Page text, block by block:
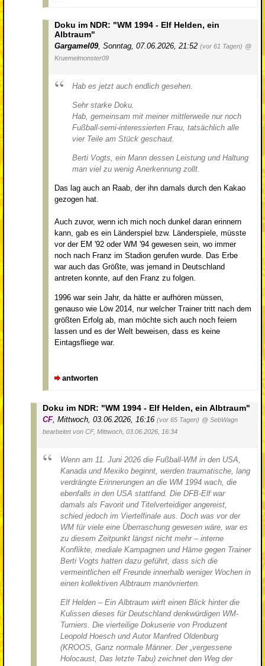
Doku im NDR: "WM 1994 - Elf Helden, ein
Albtraum"
Gargamel09, Sonntag, 07.06.2026, 21:52 (vor 61 Tagen) @
Kruemelmonster09
Hab es jetzt auch endlich gesehen.
Sehr starke Doku.
Hab, gemeinsam mit meiner mittlerweile nur noch
Fußball-semi-interessierten Frau, tatsächlich alle
vier Teile am Stück geschaut.
Berti Vogts, ein Mann dessen Leistung und Haltung
man viel zu wenig Anerkennung zollt.
Das lag auch an Raab, der ihn damals durch den Kakao
gezogen hat.
Auch zuvor, wenn ich mich noch dunkel daran erinnern
kann, gab es ein Länderspiel bzw. Länderspiele, müsste
vor der EM '92 oder WM '94 gewesen sein, wo immer
noch nach Franz im Stadion gerufen wurde. Das Erbe
war auch das Größte, was jemand in Deutschland
antreten konnte, auf den Franz zu folgen.
1996 war sein Jahr, da hätte er aufhören müssen,
genauso wie Löw 2014, nur welcher Trainer tritt nach dem
größten Erfolg ab, man möchte sich auch noch feiern
lassen und es der Welt beweisen, dass es keine
Eintagsfliege war.
antworten
Doku im NDR: "WM 1994 - Elf Helden, ein Albtraum"
CF, Mittwoch, 03.06.2026, 16:16 (vor 65 Tagen) @ SebWagn
bearbeitet von CF, Mittwoch, 03.06.2026, 16:34
Wenn am 11. Juni 2026 die Fußball-WM in den USA,
Kanada und Mexiko beginnt, werden traumatische, lang
verdrängte Erinnerungen an die WM 1994 wach, die
ebenfalls in den USA stattfand. Die DFB-Elf war
damals als Favorit und Titelverteidiger angereist,
schied jedoch im Viertelfinale aus. Doch was vor der
WM für viele eine Überraschung gewesen wäre, war es
zu diesem Zeitpunkt längst nicht mehr – interne
Konflikte, mediale Kampagnen und Häme gegen Trainer
Berti Vogts hatten dazu geführt, dass sich die
vermeintlichen elf Freunde innerhalb weniger Wochen in
einen kollektiven Albtraum manövrierten.
Elf Helden – Ein Albtraum wirft einen Blick hinter die
Kulissen dieses für Deutschland denkwürdigen WM-
Turniers. Die vierteilige Dokuserie von Produzent
Leopold Hoesch und Autor Manfred Oldenburg
(KROOS, Ganz normale Männer. Der „vergessene
Holocaust, Das letzte Tabu) zeichnet den Weg der